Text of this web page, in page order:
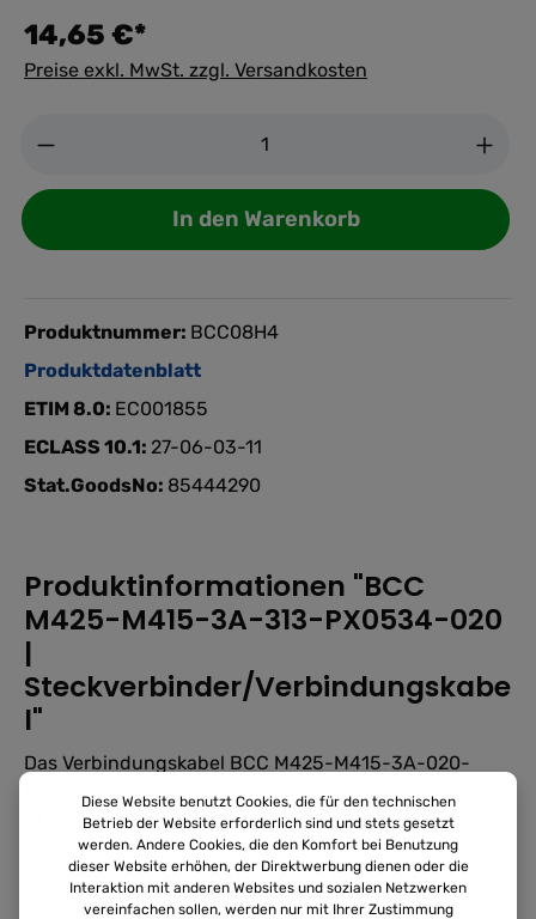
14,65 €*
Preise exkl. MwSt. zzgl. Versandkosten
In den Warenkorb
Produktnummer: BCC08H4
Produktdatenblatt
ETIM 8.0: EC001855
ECLASS 10.1: 27-06-03-11
Stat.GoodsNo: 85444290
Produktinformationen "BCC
M425-M415-3A-313-PX0534-020
|
Steckverbinder/Verbindungskabe
l"
Das Verbindungskabel BCC M425-M415-3A-020-
PW0825-020 von Balluff verbindet Sensoren und
Aktoren mit fünfpoliger A-codierter M12-Schnittstelle
zuverlässig mit der Steuerung – ausgelegt für
bewegte Anwendungen in anspruchsvollen
Industrieumgebungen. Eine sichere Verbindung
Diese Website benutzt Cookies, die für den technischen
Betrieb der Website erforderlich sind und stets gesetzt
werden. Andere Cookies, die den Komfort bei Benutzung
dieser Website erhöhen, der Direktwerbung dienen oder die
Interaktion mit anderen Websites und sozialen Netzwerken
vereinfachen sollen, werden nur mit Ihrer Zustimmung